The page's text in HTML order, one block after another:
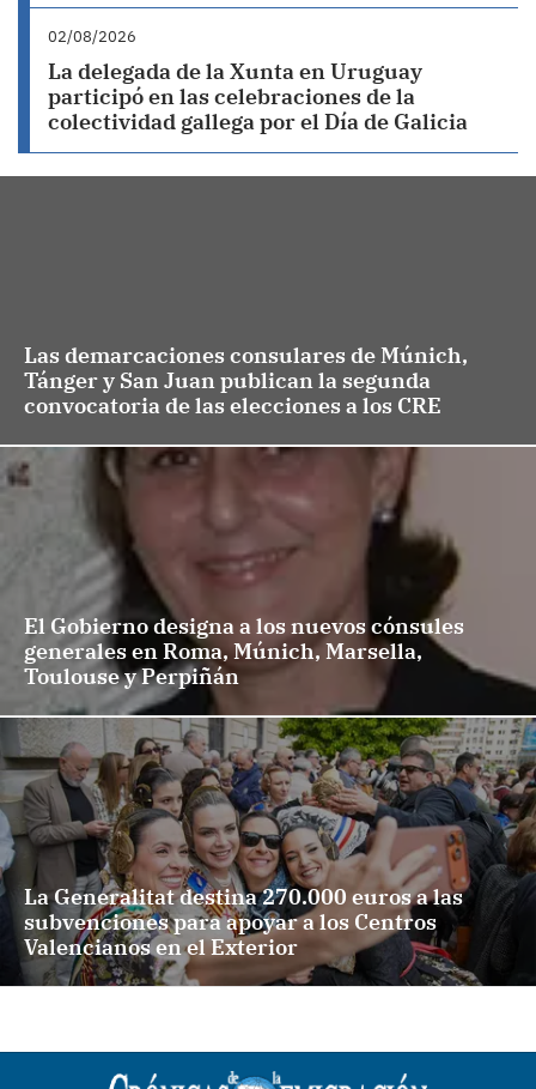
02/08/2026
La delegada de la Xunta en Uruguay
participó en las celebraciones de la
colectividad gallega por el Día de Galicia
Las demarcaciones consulares de Múnich,
Tánger y San Juan publican la segunda
convocatoria de las elecciones a los CRE
El Gobierno designa a los nuevos cónsules
generales en Roma, Múnich, Marsella,
Toulouse y Perpiñán
La Generalitat destina 270.000 euros a las
subvenciones para apoyar a los Centros
Valencianos en el Exterior